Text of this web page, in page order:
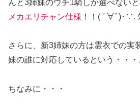
んと3姉妹のウチ1騎しか選べないと
メカエリチャン仕様 ！！( ﾟ∀ﾟ)･∵.
さらに、新3姉妹の方は霊衣での実
妹の誰に対応しているという・・・
ちなみに・・・